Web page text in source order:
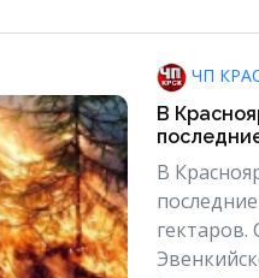
ЧП
В
В
гектаров.